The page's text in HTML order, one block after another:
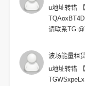
u地址转错 【
请联系
波场能量租
u地址转错 【